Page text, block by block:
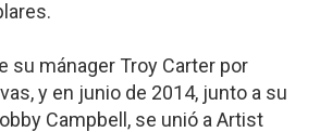
su mánager Troy Carter por
y en junio de 2014, junto a su
Campbell, se unió a Artist